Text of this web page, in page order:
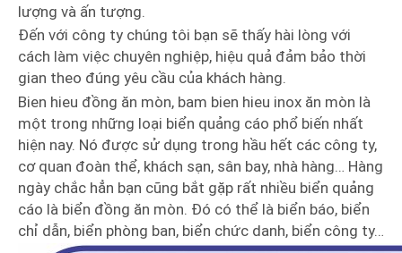
lượng và ấn tượng.
Đến với công ty chúng tôi bạn sẽ thấy hài lòng với
cách làm việc chuyên nghiệp, hiệu quả đảm bảo thời
gian theo đúng yêu cầu của khách hàng.
Bien hieu đồng ăn mòn, bam bien hieu inox ăn mòn là
một trong những loại biển quảng cáo phổ biến nhất
hiện nay. Nó được sử dụng trong hầu hết các công ty,
cơ quan đoàn thể, khách sạn, sân bay, nhà hàng… Hàng
ngày chắc hẳn bạn cũng bắt gặp rất nhiều biển quảng
cáo là biển đồng ăn mòn. Đó có thể là biển báo, biển
chỉ dẫn, biển phòng ban, biển chức danh, biển công ty…